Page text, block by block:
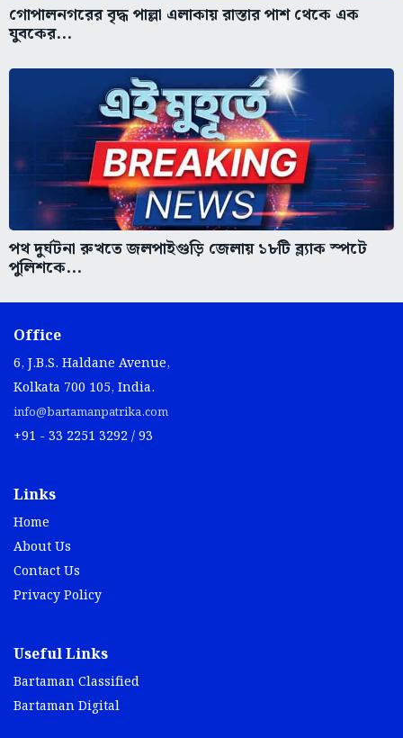
গোপালনগরের বৃদ্ধ পাল্লা এলাকায় রাস্তার পাশ থেকে এক
যুবকের...
পথ দুর্ঘটনা রুখতে জলপাইগুড়ি জেলায় ১৮টি ব্ল্যাক স্পটে
পুলিশকে...
Office
6, J.B.S. Haldane Avenue,
Kolkata 700 105, India.
info@bartamanpatrika.com
+91 - 33 2251 3292 / 93
Links
Home
About Us
Contact Us
Privacy Policy
Useful Links
Bartaman Classified
Bartaman Digital